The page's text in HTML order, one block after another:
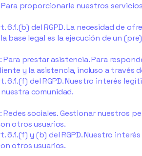
Para proporcionarle nuestros
6.1.(b) del RGPD. La necesidad de
base legal es la ejecución de un
Para prestar asistencia. Para
y la asistencia, incluso a través
6.1.(f) del RGPD. Nuestro interés
comunidad.
Redes sociales. Gestionar nuestros
otros usuarios.
6.1.(f) y (b) del RGPD. Nuestro
otros usuarios.